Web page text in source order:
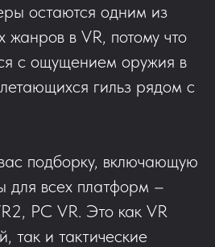
остаются одним из
жанров в VR, потому что
с ощущением оружия в
гильз рядом с
подборку, включающую
для всех платформ –
PC VR. Это как VR
так и тактические